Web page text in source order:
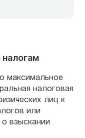
максимальное
налоговая
лиц к
или
взыскании